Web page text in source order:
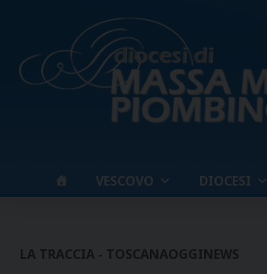
VESCOVO DIOCESI
LA TRACCIA - TOSCANAOGGINEWS